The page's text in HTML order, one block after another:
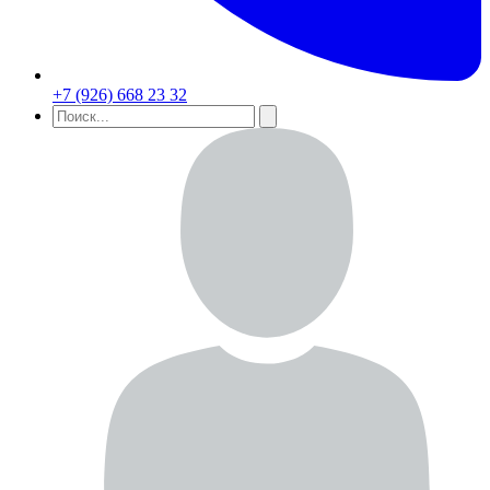
+7 (926) 668 23 32